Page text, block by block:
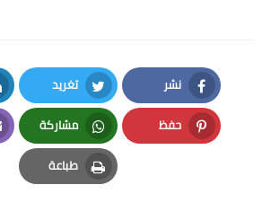
نشر
Facebook
تغريد
Twitter
حفظ
Pinterest
مشاركة
Whatsapp
طباعة
Print